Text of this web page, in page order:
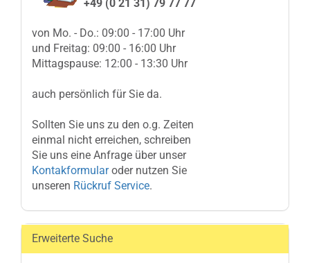
+49 (0 21 31) 79 77 77
von Mo. - Do.: 09:00 - 17:00 Uhr
und Freitag: 09:00 - 16:00 Uhr
Mittagspause: 12:00 - 13:30 Uhr
auch persönlich für Sie da.
Sollten Sie uns zu den o.g. Zeiten
einmal nicht erreichen, schreiben
Sie uns eine Anfrage über unser
Kontakformularoder nutzen Sie
unseren Rückruf Service.
Erweiterte Suche